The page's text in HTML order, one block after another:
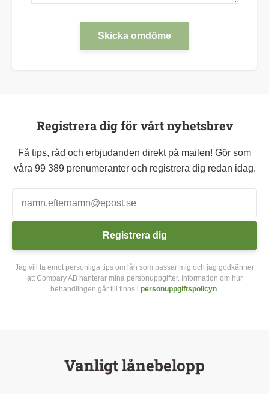
Skicka omdöme
Registrera dig för vårt nyhetsbrev
Få tips, råd och erbjudanden direkt på mailen! Gör som
våra 99 389 prenumeranter och registrera dig redan idag.
Registrera dig
Jag vill ta emot personliga tips om lån som passar mig och jag godkänner
att Compary AB hanterar mina personuppgifter. Information om hur
behandlingen går till finns i personuppgiftspolicyn
Vanligt lånebelopp